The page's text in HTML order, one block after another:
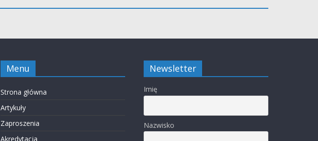
Menu
Strona główna
Artykuły
Zaproszenia
Akredytacja
Newsletter
Imię
Nazwisko